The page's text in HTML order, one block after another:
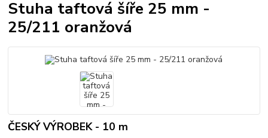
Stuha taftová šíře 25 mm -
25/211 oranžová
ČESKÝ VÝROBEK - 10 m